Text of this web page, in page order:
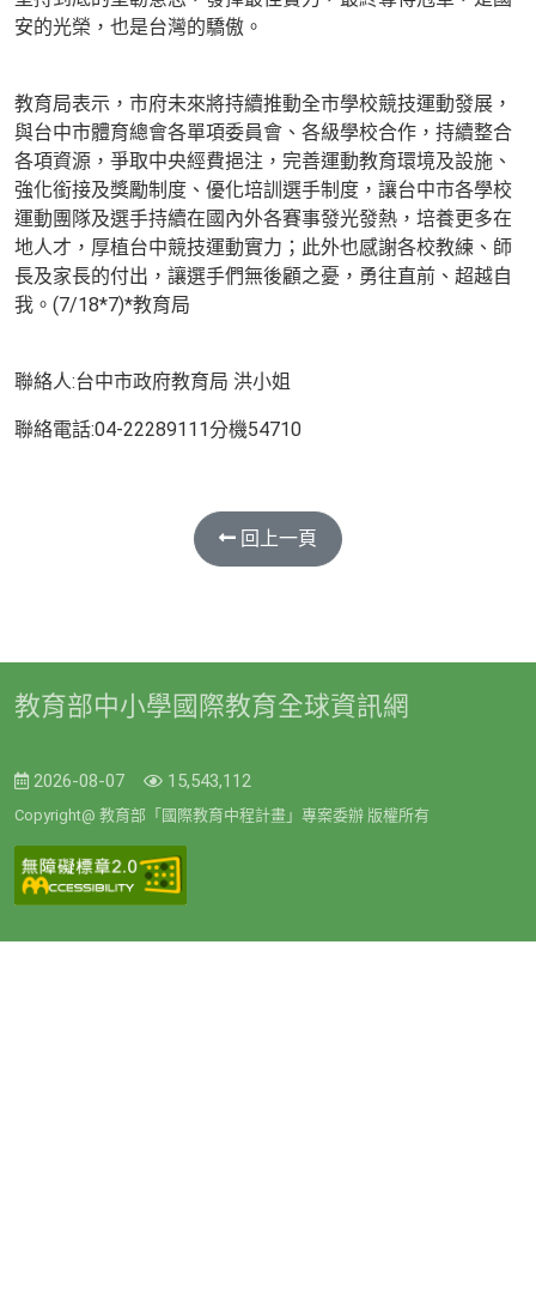
安的光榮，也是台灣的驕傲。
教育局表示，市府未來將持續推動全市學校競技運動發展，
與台中市體育總會各單項委員會、各級學校合作，持續整合
各項資源，爭取中央經費挹注，完善運動教育環境及設施、
強化銜接及獎勵制度、優化培訓選手制度，讓台中市各學校
運動團隊及選手持續在國內外各賽事發光發熱，培養更多在
地人才，厚植台中競技運動實力；此外也感謝各校教練、師
長及家長的付出，讓選手們無後顧之憂，勇往直前、超越自
我。(7/18*7)*教育局
聯絡人:台中市政府教育局 洪小姐
聯絡電話:04-22289111分機54710
回上一頁
教育部中小學國際教育全球資訊網
2026-08-07 15,543,112
Copyright@ 教育部「國際教育中程計畫」專案委辦 版權所有